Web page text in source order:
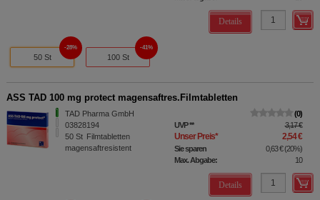
Details
50 St
28%
100 St
41%
ASS TAD 100 mg protect magensaftres.Filmtabletten
TAD Pharma GmbH
03828194
50 St
Filmtabletten
magensaftresistent
0
UVP** 3,17 €
Unser Preis* 2,54 €
Sie sparen 0,63 €(20%)
Max. Abgabe:
10
Details